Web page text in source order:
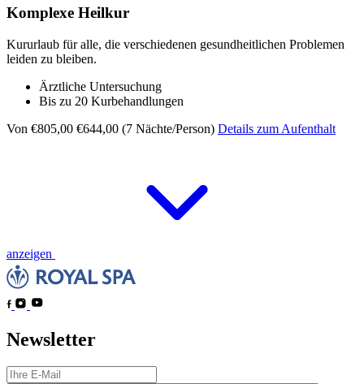
Komplexe Heilkur
Kururlaub für alle, die verschiedenen gesundheitlichen Problemen
leiden zu bleiben.
Ärztliche Untersuchung
Bis zu 20 Kurbehandlungen
Von €805,00 €644,00 (7 Nächte/Person) Details zum Aufenthalt
anzeigen
Newsletter